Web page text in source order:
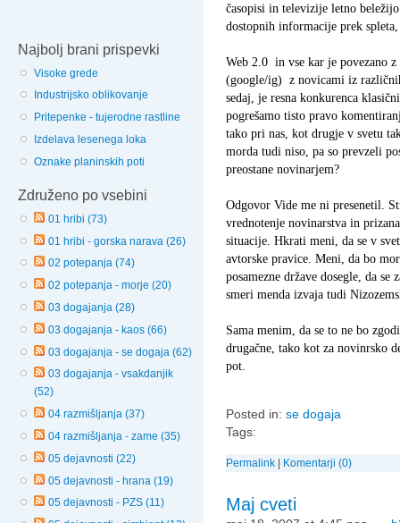
Najbolj brani prispevki
Visoke grede
Industrijsko oblikovanje
Pritepenke - tujerodne rastline
Izdelava lesenega loka
Oznake planinskih poti
Združeno po vsebini
01 hribi (73)
01 hribi - gorska narava (26)
02 potepanja (74)
02 potepanja - morje (20)
03 dogajanja (28)
03 dogajanja - kaos (66)
03 dogajanja - se dogaja (62)
03 dogajanja - vsakdanjik
(52)
04 razmišljanja (37)
04 razmišljanja - zame (35)
05 dejavnosti (22)
05 dejavnosti - hrana (19)
05 dejavnosti - PZS (11)
časopisi in televizije letno
dostopnih informacije prek
Web 2.0 in vse kar je povezano
(google/ig) z novicami iz
sedaj, je resna konkurenca
pogrešamo tisto pravo
tako pri nas, kot drugje v svetu
morda tudi niso, pa so prevzeli
preostane novinarjem?
Odgovor Vide me ni presenetil.
vrednotenje novinarstva in
situacije. Hkrati meni, da se v
avtorske pravice. Meni, da bo
posamezne države dosegle, da
smeri menda izvaja tudi
Sama menim, da se to ne bo
drugačne, tako kot za novinrsko
pot.
Posted in: se dogaja
Tags:
Permalink | Komentarji (0)
Maj cveti